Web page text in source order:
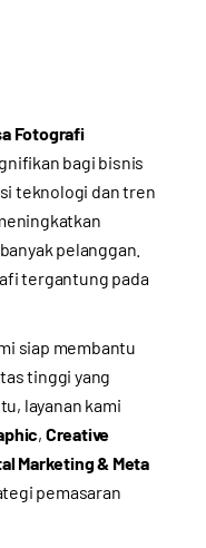
Fotografi
bagi bisnis
teknologi dan tren
pelanggan.
tergantung pada
siap membantu
tinggi yang
layanan kami
, Creative
Marketing & Meta
pemasaran